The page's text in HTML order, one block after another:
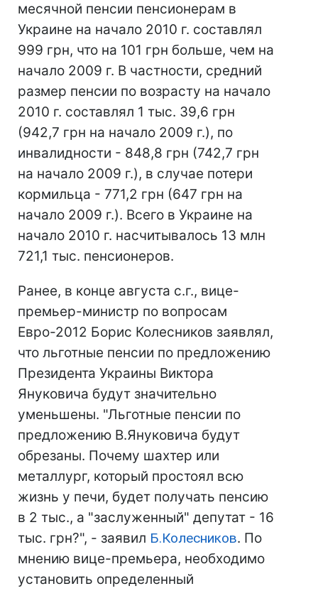
месячной пенсии пенсионерам в
Украине на начало 2010 г. составлял
999 грн, что на 101 грн больше, чем на
начало 2009 г. В частности, средний
размер пенсии по возрасту на начало
2010 г. составлял 1 тыс. 39,6 грн
(942,7 грн на начало 2009 г.), по
инвалидности - 848,8 грн (742,7 грн
на начало 2009 г.), в случае потери
кормильца - 771,2 грн (647 грн на
начало 2009 г.). Всего в Украине на
начало 2010 г. насчитывалось 13 млн
721,1 тыс. пенсионеров.
Ранее, в конце августа с.г., вице-
премьер-министр по вопросам
Евро-2012 Борис Колесников заявлял,
что льготные пенсии по предложению
Президента Украины Виктора
Януковича будут значительно
уменьшены. "Льготные пенсии по
предложению В.Януковича будут
обрезаны. Почему шахтер или
металлург, который простоял всю
жизнь у печи, будет получать пенсию
в 2 тыс., а "заслуженный" депутат - 16
тыс. грн?", - заявил Б.Колесников. По
мнению вице-премьера, необходимо
установить определенный